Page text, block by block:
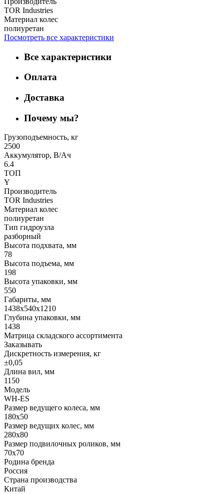
TOR Industries
Материал колес
полиуретан
Посмотреть все характеристики
Все характеристики
Оплата
Доставка
Почему мы?
Грузоподъемность, кг
2500
Аккумулятор, В/Ач
6.4
ТОП
Y
Производитель
TOR Industries
Материал колес
полиуретан
Тип гидроузла
разборный
Высота подхвата, мм
78
Высота подъема, мм
198
Высота упаковки, мм
550
Габариты, мм
1438х540х1210
Глубина упаковки, мм
1438
Матрица складского ассортимента
Заказывать
Дискретность измерения, кг
±0,05
Длина вил, мм
1150
Модель
WH-ES
Размер ведущего колеса, мм
180х50
Размер ведущих колес, мм
280х80
Размер подвилочных роликов, мм
70х70
Родина бренда
Россия
Страна производства
Китай